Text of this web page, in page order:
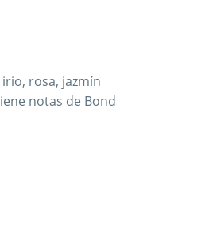
rosa, jazmín
notas de Bond